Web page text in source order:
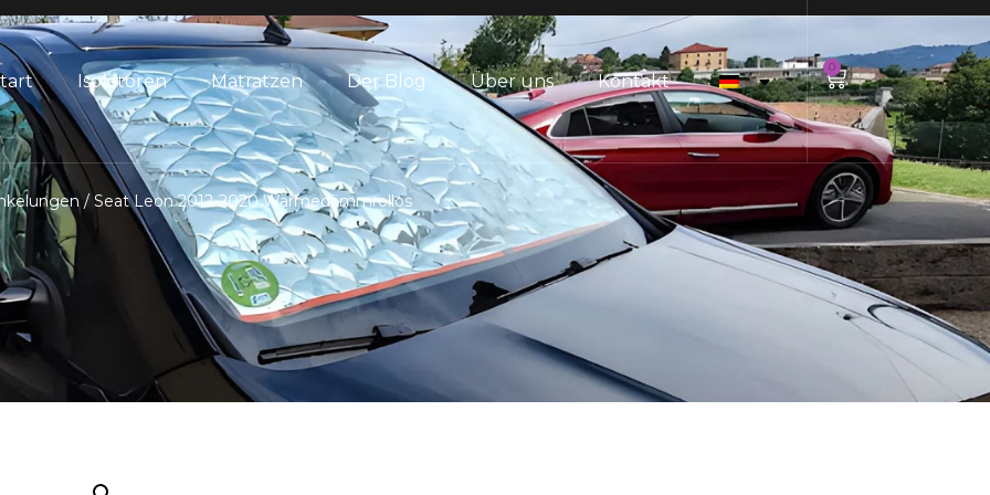
Isolatoren Matratzen Der Blog Über uns Kontakt
0
/ Seat Leon 2012-2020 Wärmedämmrollos